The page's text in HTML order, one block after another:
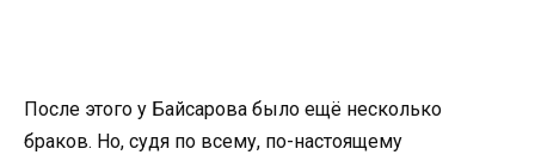
После этого у Байсарова было ещё несколько
браков. Но, судя по всему, по-настоящему